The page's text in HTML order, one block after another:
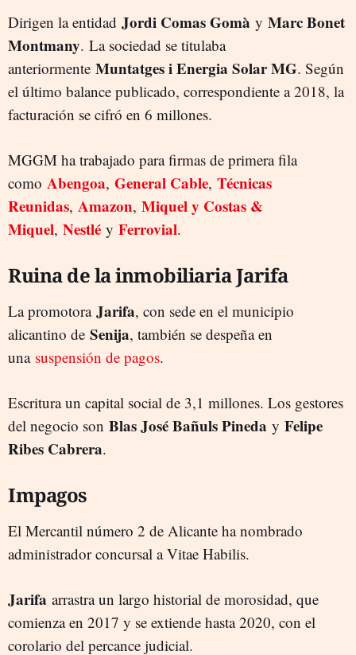
Dirigen la entidad Jordi Comas Gomà y Marc Bonet
Montmany. La sociedad se titulaba
anteriormente Muntatges i Energia Solar MG. Según
el último balance publicado, correspondiente a 2018, la
facturación se cifró en 6 millones.
MGGM ha trabajado para firmas de primera fila
como Abengoa, General Cable, Técnicas
Reunidas, Amazon, Miquel y Costas &
Miquel, Nestlé y Ferrovial.
Ruina de la inmobiliaria Jarifa
La promotora Jarifa, con sede en el municipio
alicantino de Senija, también se despeña en
una suspensión de pagos.
Escritura un capital social de 3,1 millones. Los gestores
del negocio son Blas José Bañuls Pineda y Felipe
Ribes Cabrera.
Impagos
El Mercantil número 2 de Alicante ha nombrado
administrador concursal a Vitae Habilis.
Jarifa arrastra un largo historial de morosidad, que
comienza en 2017 y se extiende hasta 2020, con el
corolario del percance judicial.